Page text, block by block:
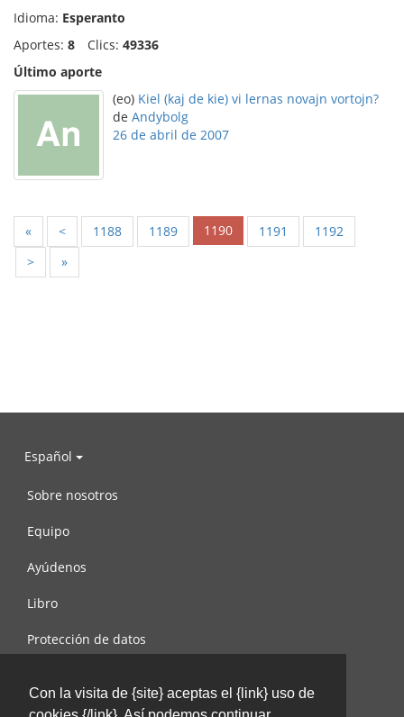
Con la visita de {site} aceptas el {link} uso de
Idioma: Esperanto
Aportes: 8 Clics: 49336
Último aporte
(eo) Kiel (kaj de kie) vi lernas novajn vortojn?
de Andybolg
26 de abril de 2007
« < 1188 1189 1190 1191
1192
>
»
Español
Sobre nosotros
Equipo
Ayúdenos
Libro
Protección de datos
Contáctenos